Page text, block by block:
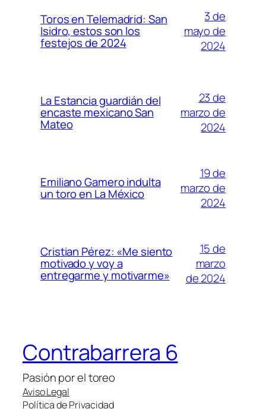
Toros en Telemadrid: San
Isidro, estos son los
festejos de 2024
3 de
mayo de
2024
La Estancia guardián del
encaste mexicano San
Mateo
23 de
marzo de
2024
Emiliano Gamero indulta
un toro en La México
19 de
marzo de
2024
Cristian Pérez: «Me siento
motivado y voy a
entregarme y motivarme»
15 de
marzo
de 2024
Contrabarrera 6
Pasión por el toreo
Aviso Legal
Política de Privacidad